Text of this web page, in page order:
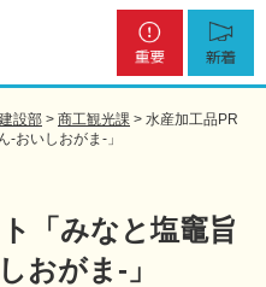
設部 > 商工観光課 > 水産加工品PR
-おいしおがま-」
「みなと塩竈旨
おがま-」